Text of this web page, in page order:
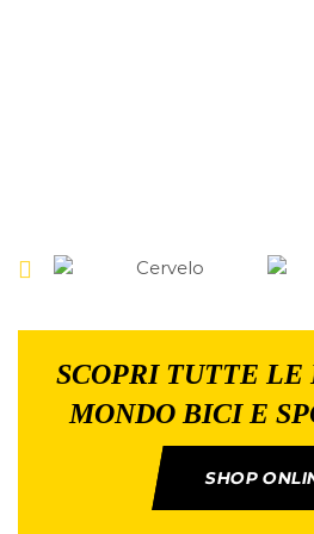
SCOPRI TUTTE LE
MONDO BICI E
SHOP